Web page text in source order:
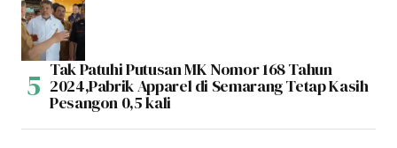
Tak Patuhi Putusan MK Nomor 168 Tahun
2024,Pabrik Apparel di Semarang Tetap Kasih
Pesangon 0,5 kali